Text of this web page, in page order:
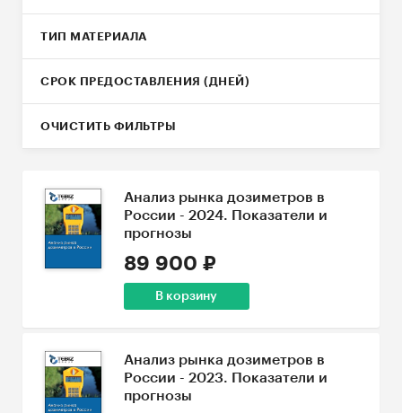
ТИП МАТЕРИАЛА
СРОК ПРЕДОСТАВЛЕНИЯ (ДНЕЙ)
ОЧИСТИТЬ ФИЛЬТРЫ
Анализ рынка дозиметров в
России - 2024. Показатели и
прогнозы
89 900 ₽
В корзину
Анализ рынка дозиметров в
России - 2023. Показатели и
прогнозы